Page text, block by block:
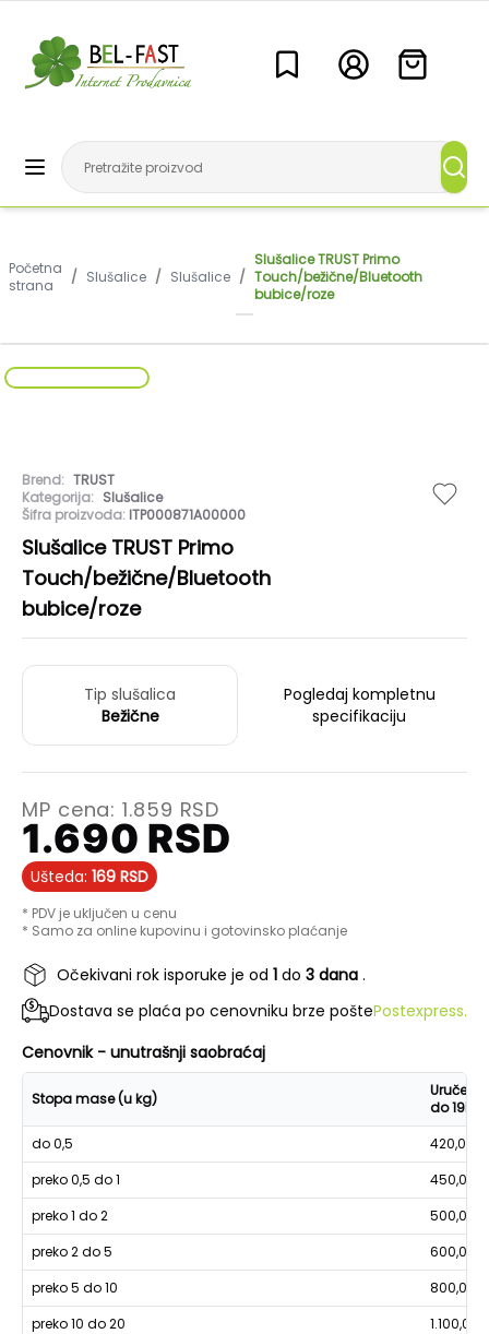
Početna
strana
/ Slušalice / Slušalice /
Slušalice TRUST Primo
Touch/bežične/Bluetooth
bubice/roze
Brend: TRUST
Kategorija: Slušalice
Šifra proizvoda: ITP000871A00000
Slušalice TRUST Primo
Touch/bežične/Bluetooth
bubice/roze
Tip slušalica
Bežične
Pogledaj kompletnu
specifikaciju
MP cena:1.859 RSD
1.690 RSD
Ušteda: 169 RSD
* PDV je uključen u cenu
* Samo za online kupovinu i gotovinsko plaćanje
Očekivani rok isporuke je od 1 do 3 dana .
Dostava se plaća po cenovniku brze poštePostexpress.
Cenovnik - unutrašnji saobraćaj
Stopa mase (u kg)
Uručenje
do 19h
do 0,5
420,00
preko 0,5 do 1
450,00
preko 1 do 2
500,00
preko 2 do 5
600,00
preko 5 do 10
800,00
preko 10 do 20
1.100,00